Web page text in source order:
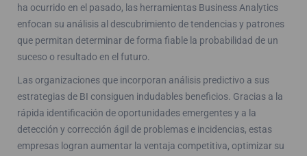
ha ocurrido en el pasado, las herramientas Business Analytics
enfocan su análisis al descubrimiento de tendencias y patrones
que permitan determinar de forma fiable la probabilidad de un
suceso o resultado en el futuro.
Las organizaciones que incorporan análisis predictivo a sus
estrategias de BI consiguen indudables beneficios. Gracias a la
rápida identificación de oportunidades emergentes y a la
detección y corrección ágil de problemas e incidencias, estas
empresas logran aumentar la ventaja competitiva, optimizar su